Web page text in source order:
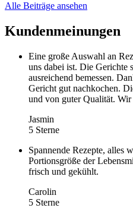
Alle Beiträge ansehen
Kundenmeinungen
Eine große Auswahl an
uns dabei ist. Die Gerichte
ausreichend bemessen.
Gericht gut nachkochen.
und von guter Qualität. Wir
Jasmin
5 Sterne
Spannende Rezepte, alles
Portionsgröße der
frisch und gekühlt.
Carolin
5 Sterne